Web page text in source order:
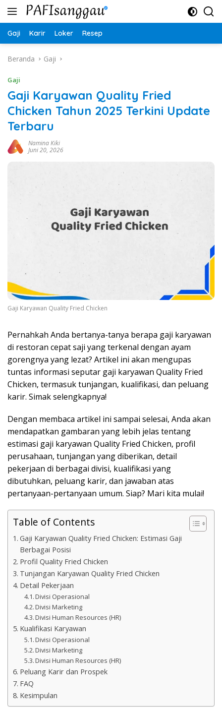
Langsung
Gaji Karir Loker Resep
Beranda Gaji
Gaji
Gaji Karyawan Quality Fried
Chicken Tahun 2025 Terkini Update
Terbaru
Namina Kiki
Juni 20, 2026
Gaji Karyawan Quality Fried Chicken
Pernahkah Anda bertanya-tanya berapa gaji karyawan
di restoran cepat saji yang terkenal dengan ayam
gorengnya yang lezat? Artikel ini akan mengupas
tuntas informasi seputar gaji karyawan Quality Fried
Chicken, termasuk tunjangan, kualifikasi, dan peluang
karir. Simak selengkapnya!
Dengan membaca artikel ini sampai selesai, Anda akan
mendapatkan gambaran yang lebih jelas tentang
estimasi gaji karyawan Quality Fried Chicken, profil
perusahaan, tunjangan yang diberikan, detail
pekerjaan di berbagai divisi, kualifikasi yang
dibutuhkan, peluang karir, dan jawaban atas
pertanyaan-pertanyaan umum. Siap? Mari kita mulai!
Table of Contents
Gaji Karyawan Quality Fried Chicken: Estimasi Gaji
Berbagai Posisi
Profil Quality Fried Chicken
Tunjangan Karyawan Quality Fried Chicken
Detail Pekerjaan
Divisi Operasional
Divisi Marketing
Divisi Human Resources (HR)
Kualifikasi Karyawan
Divisi Operasional
Divisi Marketing
Divisi Human Resources (HR)
Peluang Karir dan Prospek
FAQ
Kesimpulan